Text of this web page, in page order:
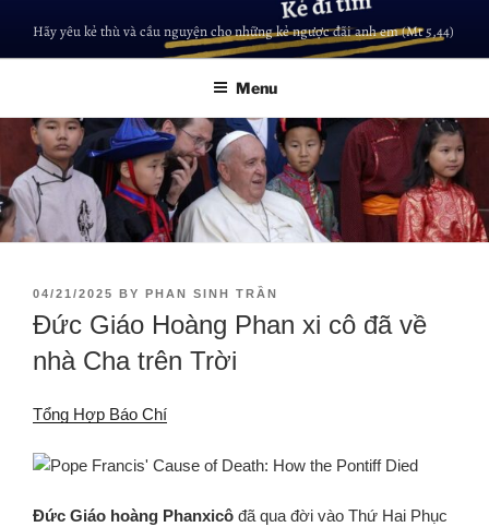
Hãy yêu kẻ thù và cầu nguyện cho những kẻ ngược đãi anh em (Mt 5,44)
Menu
04/21/2025 BY PHAN SINH TRẦN
Đức Giáo Hoàng Phan xi cô đã về
nhà Cha trên Trời
Tổng Hợp Báo Chí
Đức Giáo hoàng Phanxicô đã qua đời vào Thứ Hai Phục